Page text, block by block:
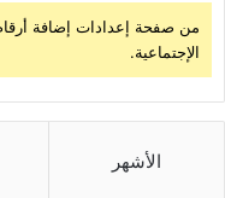
من صفحة إعدادات إضافة
الإجتماعية.
الأشهر